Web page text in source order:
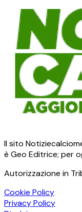
Il sito
è Geo Editrice; per
Autorizzazione in
Cookie Policy
Privacy Policy